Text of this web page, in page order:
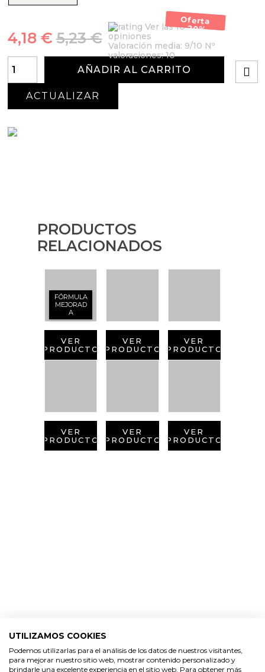
Oferta
-20%
5,23 €
4,18 €
Ver las 10
opiniones
Valoración media: 9/10 Nº
valoraciones:10
AÑADIR AL CARRITO
PRODUCTOS
RELACIONADOS
FÓRMULA
MEJORAD
A
VER
PRODUCTO
VER
PRODUCTO
VER
PRODUCTO
VER
PRODUCTO
VER
PRODUCTO
VER
PRODUCTO
UTILIZAMOS COOKIES
Podemos utilizarlas para el análisis de los datos de nuestros visitantes,
para mejorar nuestro sitio web, mostrar contenido personalizado y
brindarle una excelente experiencia en el sitio web. Para obtener más